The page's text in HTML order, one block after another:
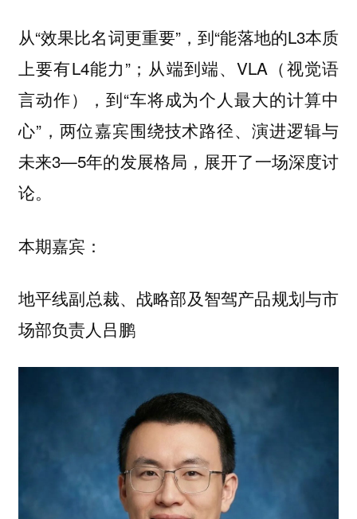
从“效果比名词更重要”，到“能落地的L3本质
上要有L4能力”；从端到端、VLA（视觉语
言动作），到“车将成为个人最大的计算中
心”，两位嘉宾围绕技术路径、演进逻辑与
未来3—5年的发展格局，展开了一场深度讨
论。
本期嘉宾：
地平线副总裁、战略部及智驾产品规划与市
场部负责人吕鹏